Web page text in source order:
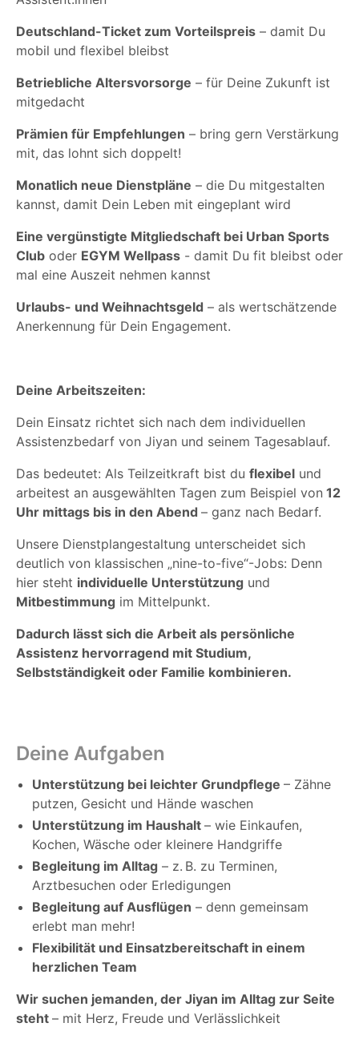
Deutschland-Ticket zum Vorteilspreis – damit Du
mobil und flexibel bleibst
Betriebliche Altersvorsorge – für Deine Zukunft ist
mitgedacht
Prämien für Empfehlungen – bring gern Verstärkung
mit, das lohnt sich doppelt!
Monatlich neue Dienstpläne – die Du mitgestalten
kannst, damit Dein Leben mit eingeplant wird
Eine vergünstigte Mitgliedschaft bei Urban Sports
Club oder EGYM Wellpass - damit Du fit bleibst oder
mal eine Auszeit nehmen kannst
Urlaubs- und Weihnachtsgeld – als wertschätzende
Anerkennung für Dein Engagement.
Deine Arbeitszeiten:
Dein Einsatz richtet sich nach dem individuellen
Assistenzbedarf von Jiyan und seinem Tagesablauf.
Das bedeutet: Als Teilzeitkraft bist du flexibel und
arbeitest an ausgewählten Tagen zum Beispiel von 12
Uhr mittags bis in den Abend – ganz nach Bedarf.
Unsere Dienstplangestaltung unterscheidet sich
deutlich von klassischen „nine-to-five“-Jobs: Denn
hier steht individuelle Unterstützung und
Mitbestimmung im Mittelpunkt.
Dadurch lässt sich die Arbeit als persönliche
Assistenz hervorragend mit Studium,
Selbstständigkeit oder Familie kombinieren.
Deine Aufgaben
Unterstützung bei leichter Grundpflege – Zähne
putzen, Gesicht und Hände waschen
Unterstützung im Haushalt – wie Einkaufen,
Kochen, Wäsche oder kleinere Handgriffe
Begleitung im Alltag – z. B. zu Terminen,
Arztbesuchen oder Erledigungen
Begleitung auf Ausflügen – denn gemeinsam
erlebt man mehr!
Flexibilität und Einsatzbereitschaft in einem
herzlichen Team
Wir suchen jemanden, der Jiyan im Alltag zur Seite
steht – mit Herz, Freude und Verlässlichkeit